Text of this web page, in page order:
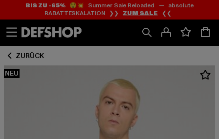
Zum
Inhalt
springen
Zum
Fußzeile
springen
BIS ZU -65%😲💥 Summer Sale Reloaded — absolute
RABATTESKALATION ❯❯ ZUM SALE ❮❮
ZURÜCK
NEU